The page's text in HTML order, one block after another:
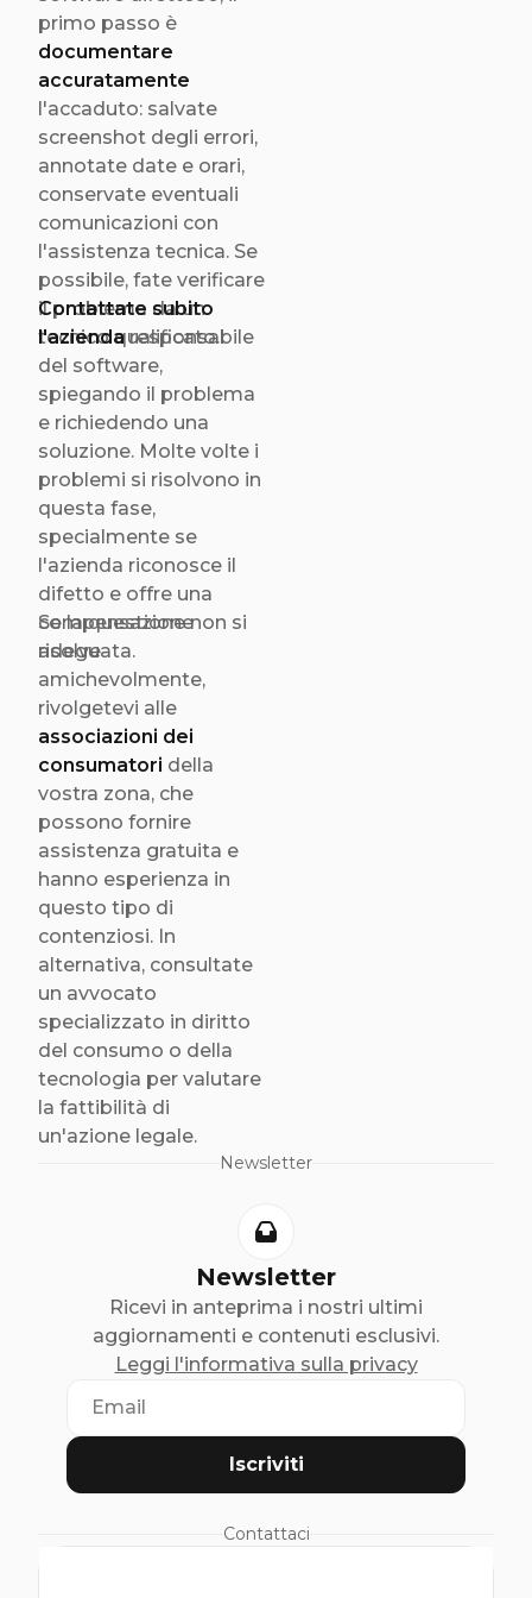
primo passo è
documentare
accuratamente
l'accaduto: salvate
screenshot degli errori,
annotate date e orari,
conservate eventuali
comunicazioni con
l'assistenza tecnica. Se
possibile, fate verificare
il problema da un
tecnico qualificato.
Contattate subito
l'aziendaresponsabile
del software,
spiegando il problema
e richiedendo una
soluzione. Molte volte i
problemi si risolvono in
questa fase,
specialmente se
l'azienda riconosce il
difetto e offre una
compensazione
adeguata.
Se la questione non si
risolve
amichevolmente,
rivolgetevi alle
associazioni dei
consumatori della
vostra zona, che
possono fornire
assistenza gratuita e
hanno esperienza in
questo tipo di
contenziosi. In
alternativa, consultate
un avvocato
specializzato in diritto
del consumo o della
tecnologia per valutare
la fattibilità di
un'azione legale.
Newsletter
Newsletter
Ricevi in anteprima i nostri ultimi
aggiornamenti e contenuti esclusivi.
Leggi l'informativa sulla privacy
Iscriviti
Contattaci